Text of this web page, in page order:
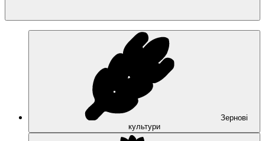
Зернові
культури